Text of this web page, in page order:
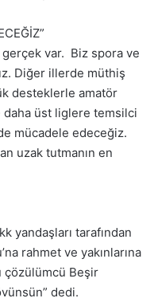
gerçek var. Biz spora ve
Diğer illerde müthiş
desteklerle amatör
üst liglere temsilci
mücadele edeceğiz.
uzak tutmanın en
yandaşları tarafından
rahmet ve yakınlarına
çözülümcü Beşir
dedi.